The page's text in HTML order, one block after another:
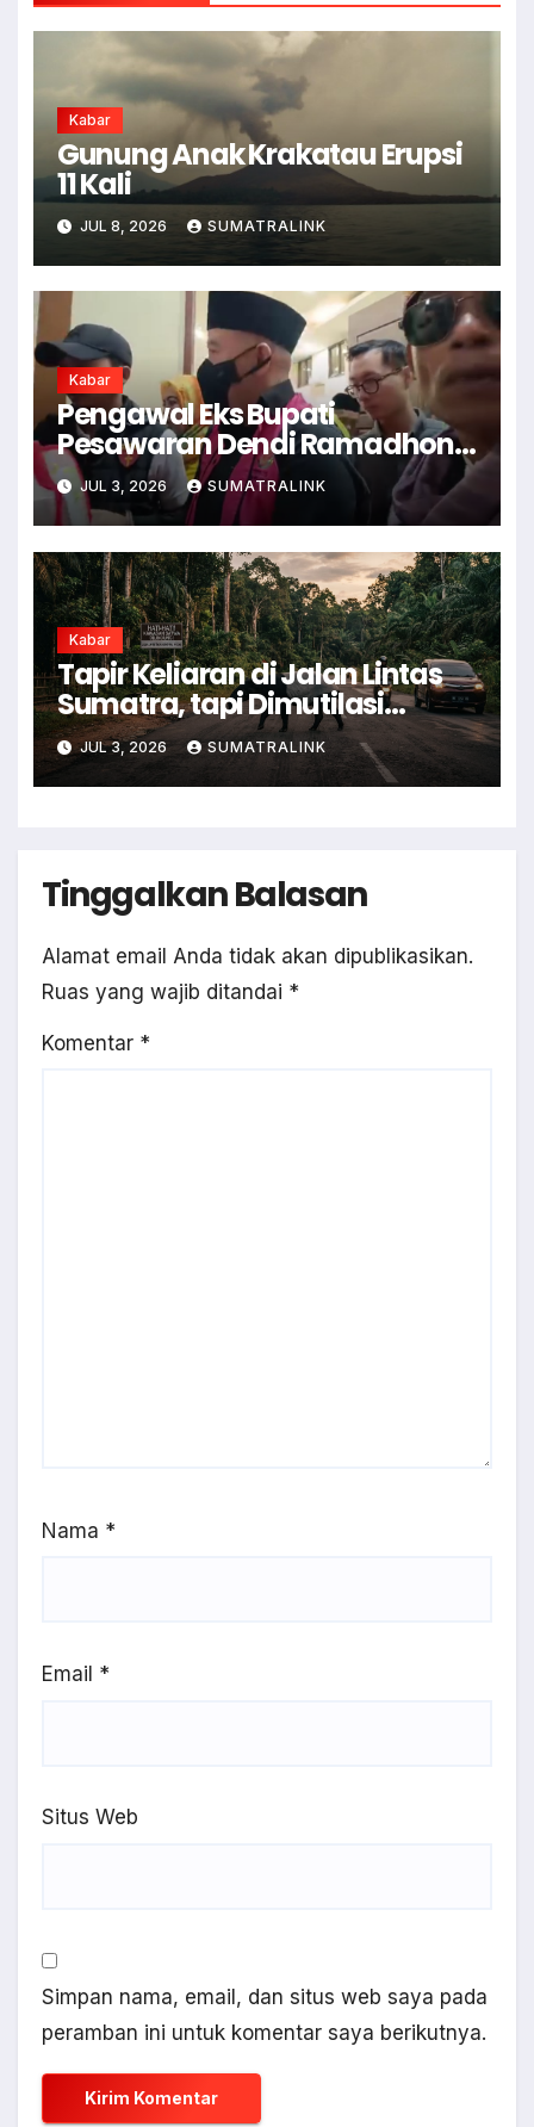
Kabar
Gunung Anak Krakatau Erupsi
11 Kali
JUL 8, 2026 SUMATRALINK
Kabar
Pengawal Eks Bupati
Pesawaran Dendi Ramadhona
Pukul Kamera Wartawan
JUL 3, 2026 SUMATRALINK
Kabar
Tapir Keliaran di Jalan Lintas
Sumatra, tapi Dimutilasi
Warga
JUL 3, 2026 SUMATRALINK
Tinggalkan Balasan
Alamat email Anda tidak akan dipublikasikan.
Ruas yang wajib ditandai *
Komentar *
Nama *
Email *
Situs Web
Simpan nama, email, dan situs web saya pada
peramban ini untuk komentar saya berikutnya.